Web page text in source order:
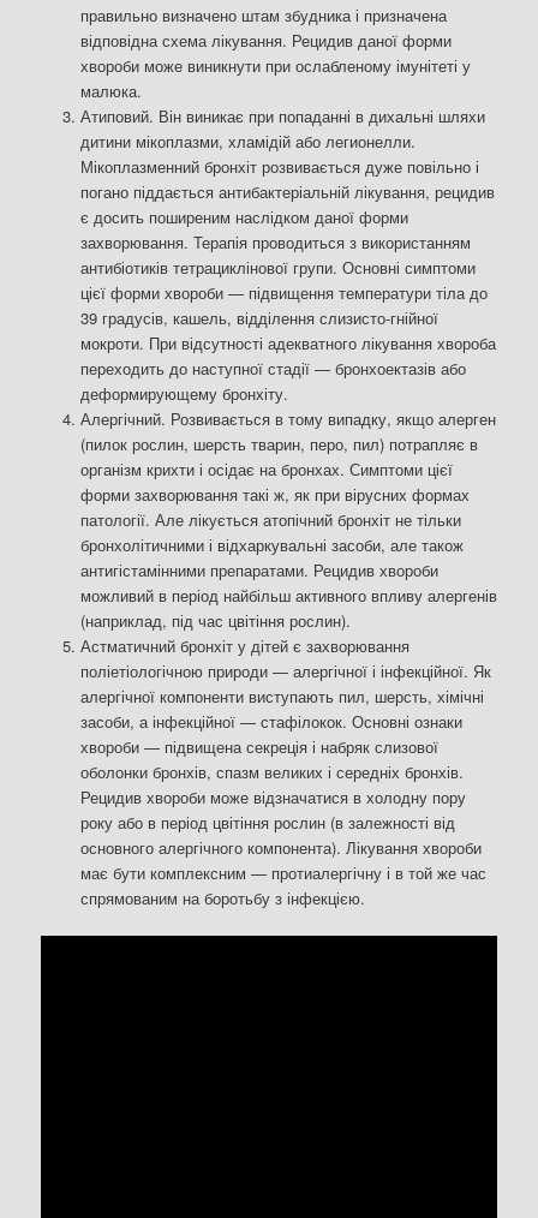
правильно визначено штам збудника і призначена
відповідна схема лікування. Рецидив даної форми
хвороби може виникнути при ослабленому імунітеті у
малюка.
Атиповий. Він виникає при попаданні в дихальні шляхи
дитини мікоплазми, хламідій або легионелли.
Мікоплазменний бронхіт розвивається дуже повільно і
погано піддається антибактеріальній лікування, рецидив
є досить поширеним наслідком даної форми
захворювання. Терапія проводиться з використанням
антибіотиків тетрациклінової групи. Основні симптоми
цієї форми хвороби — підвищення температури тіла до
39 градусів, кашель, відділення слизисто-гнійної
мокроти. При відсутності адекватного лікування хвороба
переходить до наступної стадії — бронхоектазів або
деформирующему бронхіту.
Алергічний. Розвивається в тому випадку, якщо алерген
(пилок рослин, шерсть тварин, перо, пил) потрапляє в
організм крихти і осідає на бронхах. Симптоми цієї
форми захворювання такі ж, як при вірусних формах
патології. Але лікується атопічний бронхіт не тільки
бронхолітичними і відхаркувальні засоби, але також
антигістамінними препаратами. Рецидив хвороби
можливий в період найбільш активного впливу алергенів
(наприклад, під час цвітіння рослин).
Астматичний бронхіт у дітей є захворювання
поліетіологічною природи — алергічної і інфекційної. Як
алергічної компоненти виступають пил, шерсть, хімічні
засоби, а інфекційної — стафілокок. Основні ознаки
хвороби — підвищена секреція і набряк слизової
оболонки бронхів, спазм великих і середніх бронхів.
Рецидив хвороби може відзначатися в холодну пору
року або в період цвітіння рослин (в залежності від
основного алергічного компонента). Лікування хвороби
має бути комплексним — протиалергічну і в той же час
спрямованим на боротьбу з інфекцією.